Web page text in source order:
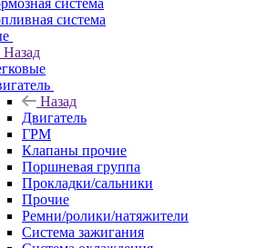
система
система
Назад
Назад
Двигатель
ГРМ
Клапаны прочие
Поршневая группа
Прокладки/сальники
Прочие
Ремни/ролики/натяжители
Система зажигания